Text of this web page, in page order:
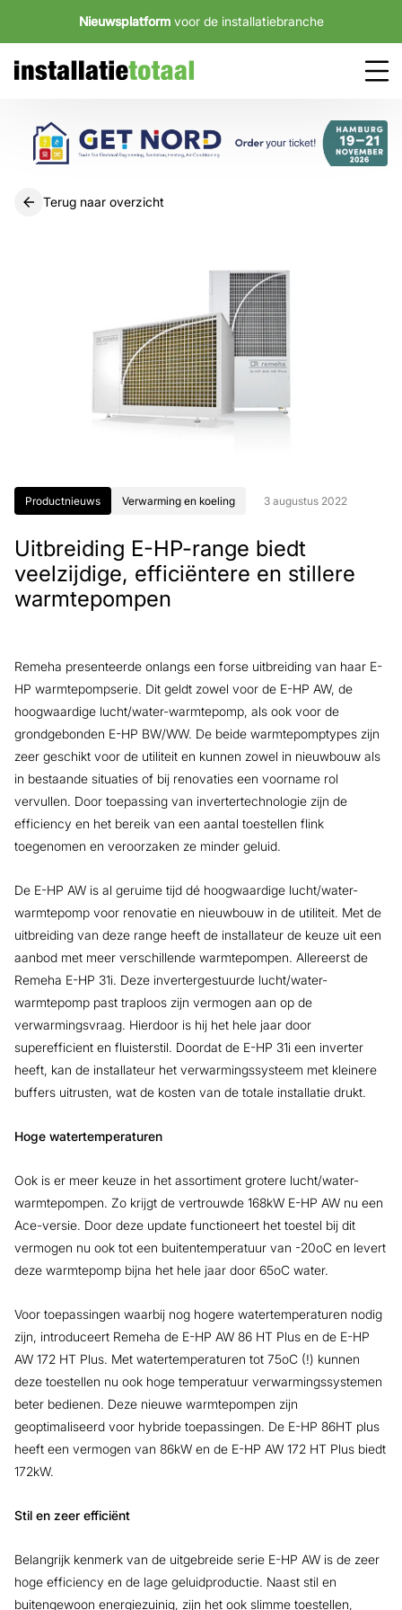
Nieuwsplatform voor de installatiebranche
Terug naar overzicht
Productnieuws Verwarming en koeling 3 augustus 2022
Uitbreiding E-HP-range biedt
veelzijdige, efficiëntere en stillere
warmtepompen
Remeha presenteerde onlangs een forse uitbreiding van haar E-
HP warmtepompserie. Dit geldt zowel voor de E-HP AW, de
hoogwaardige lucht/water-warmtepomp, als ook voor de
grondgebonden E-HP BW/WW. De beide warmtepomptypes zijn
zeer geschikt voor de utiliteit en kunnen zowel in nieuwbouw als
in bestaande situaties of bij renovaties een voorname rol
vervullen. Door toepassing van invertertechnologie zijn de
efficiency en het bereik van een aantal toestellen flink
toegenomen en veroorzaken ze minder geluid.
De E-HP AW is al geruime tijd dé hoogwaardige lucht/water-
warmtepomp voor renovatie en nieuwbouw in de utiliteit. Met de
uitbreiding van deze range heeft de installateur de keuze uit een
aanbod met meer verschillende warmtepompen. Allereerst de
Remeha E-HP 31i. Deze invertergestuurde lucht/water-
warmtepomp past traploos zijn vermogen aan op de
verwarmingsvraag. Hierdoor is hij het hele jaar door
superefficient en fluisterstil. Doordat de E-HP 31i een inverter
heeft, kan de installateur het verwarmingssysteem met kleinere
buffers uitrusten, wat de kosten van de totale installatie drukt.
Hoge watertemperaturen
Ook is er meer keuze in het assortiment grotere lucht/water-
warmtepompen. Zo krijgt de vertrouwde 168kW E-HP AW nu een
Ace-versie. Door deze update functioneert het toestel bij dit
vermogen nu ook tot een buitentemperatuur van -20oC en levert
deze warmtepomp bijna het hele jaar door 65oC water.
Voor toepassingen waarbij nog hogere watertemperaturen nodig
zijn, introduceert Remeha de E-HP AW 86 HT Plus en de E-HP
AW 172 HT Plus. Met watertemperaturen tot 75oC (!) kunnen
deze toestellen nu ook hoge temperatuur verwarmingssystemen
beter bedienen. Deze nieuwe warmtepompen zijn
geoptimaliseerd voor hybride toepassingen. De E-HP 86HT plus
heeft een vermogen van 86kW en de E-HP AW 172 HT Plus biedt
172kW.
Stil en zeer efficiënt
Belangrijk kenmerk van de uitgebreide serie E-HP AW is de zeer
hoge efficiency en de lage geluidproductie. Naast stil en
buitengewoon energiezuinig, zijn het ook slimme toestellen,